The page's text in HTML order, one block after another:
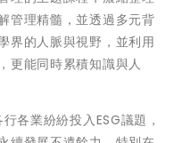
管理精髓，並透過多元背
界的人脈與視野，並利用
更能同時累積知識與人
各業紛紛投入ESG議題，